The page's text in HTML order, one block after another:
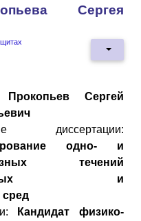
Сергея
Прокопьев Сергей
диссертации:
одно- и
течений
и
сред
Кандидат физико-